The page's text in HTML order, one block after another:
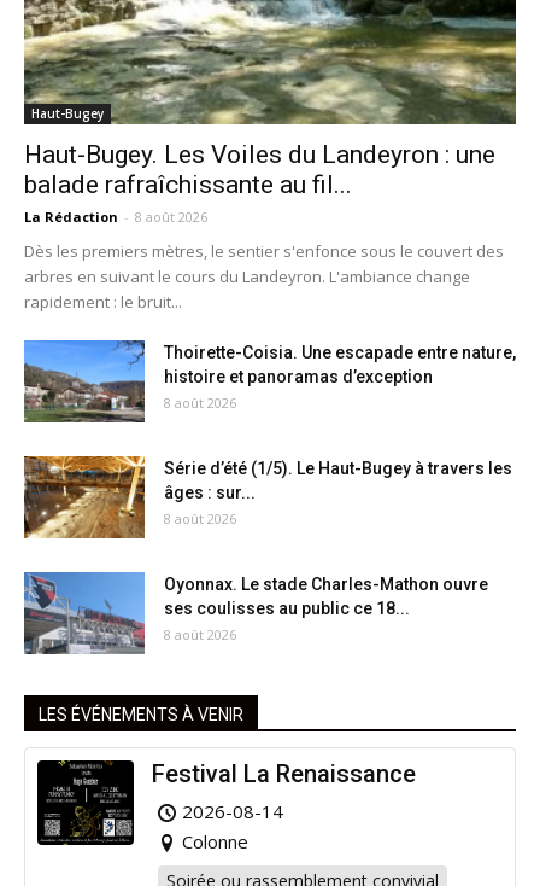
Haut-Bugey
Haut-Bugey. Les Voiles du Landeyron : une
balade rafraîchissante au fil...
La Rédaction - 8 août 2026
Dès les premiers mètres, le sentier s'enfonce sous le couvert des
arbres en suivant le cours du Landeyron. L'ambiance change
rapidement : le bruit...
Thoirette-Coisia. Une escapade entre nature,
histoire et panoramas d’exception
8 août 2026
Série d’été (1/5). Le Haut-Bugey à travers les
âges : sur...
8 août 2026
Oyonnax. Le stade Charles-Mathon ouvre
ses coulisses au public ce 18...
8 août 2026
LES ÉVÉNEMENTS À VENIR
Festival La Renaissance
2026-08-14
Colonne
Soirée ou rassemblement convivial